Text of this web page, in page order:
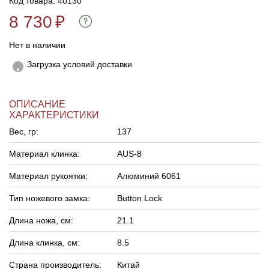
8 730₽
Нет в наличии
Загрузка условий доставки
ОПИСАНИЕ
ХАРАКТЕРИСТИКИ
Вес, гр: 137
Материал клинка: AUS-8
Материал рукоятки: Алюминий 6061
Тип ножевого замка: Button Lock
Длина ножа, см: 21.1
Длина клинка, см: 8.5
Страна производитель: Китай